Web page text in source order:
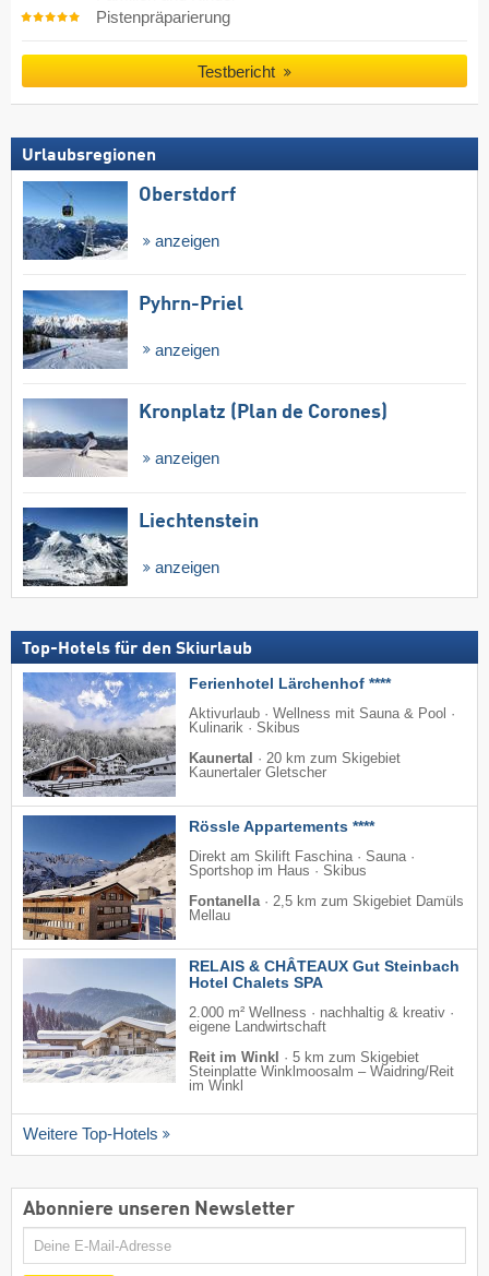
Pistenpräparierung
Testbericht
Urlaubsregionen
Oberstdorf
anzeigen
Pyhrn-Priel
anzeigen
Kronplatz (Plan de Corones)
anzeigen
Liechtenstein
anzeigen
Top-Hotels für den Skiurlaub
Ferienhotel Lärchenhof ****
Aktivurlaub · Wellness mit Sauna & Pool ·
Kulinarik · Skibus
Kaunertal
· 20 km zum Skigebiet
Kaunertaler Gletscher
Rössle Appartements ****
Direkt am Skilift Faschina · Sauna ·
Sportshop im Haus · Skibus
Fontanella · 2,5 km zum Skigebiet Damüls
Mellau
RELAIS & CHÂTEAUX Gut Steinbach
Hotel Chalets SPA
2.000 m² Wellness · nachhaltig & kreativ ·
eigene Landwirtschaft
Reit im Winkl
· 5 km zum Skigebiet
Steinplatte Winklmoosalm – Waidring/​Reit
im Winkl
Weitere Top-Hotels
Abonniere unseren Newsletter
E-